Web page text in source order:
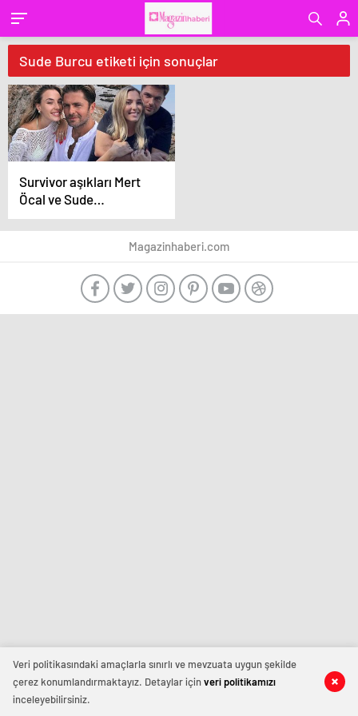
Sude Burcu etiketi için sonuçlar
Survivor aşıkları Mert
Öcal ve Sude
Burcu’dan ‘bebek’
yanıtı!
Magazinhaberi.com
Veri politikasındaki amaçlarla sınırlı ve mevzuata uygun şekilde
çerez konumlandırmaktayız. Detaylar içinveri politikamızı
inceleyebilirsiniz.